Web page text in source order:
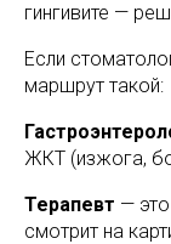
гингивите —
Если
маршрут такой:
ЖКТ (изжога,
Терапевт —
смотрит на